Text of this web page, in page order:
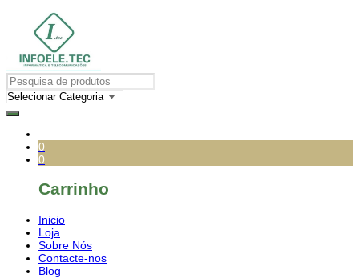
0
0
Carrinho
Inicio
Loja
Sobre Nós
Contacte-nos
Blog